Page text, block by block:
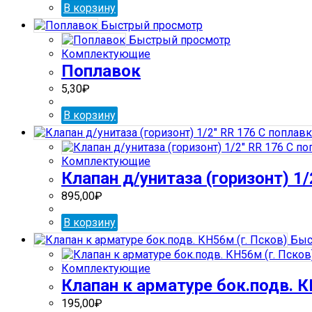
В корзину
Быстрый просмотр
Быстрый просмотр
Комплектующие
Поплавок
5,30₽
В корзину
Комплектующие
Клапан д/унитаза (горизонт)
895,00₽
В корзину
Комплектующие
Клапан к арматуре бок.подв.
195,00₽